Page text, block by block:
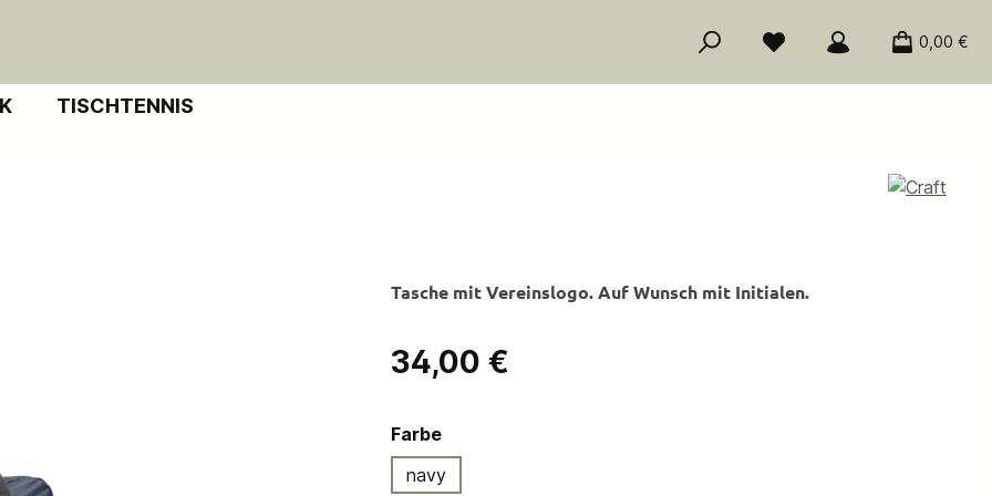
0,00 €
TISCHTENNIS
Tasche mit Vereinslogo. Auf Wunsch mit Initialen.
Regulärer Preis:
34,00 €
Farbeauswählen
navy